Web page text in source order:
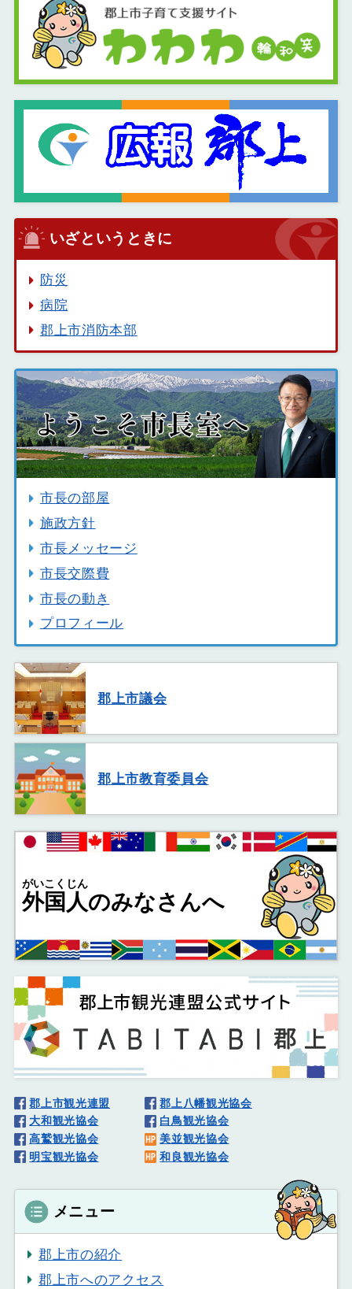
いざというときに
防災
病院
郡上市消防本部
市長の部屋
施政方針
市長メッセージ
市長交際費
市長の動き
プロフィール
郡上市議会
郡上市教育委員会
外国人
がいこくじん
のみなさんへ
郡上市観光連盟
郡上八幡観光協会
大和観光協会
白鳥観光協会
高鷲観光協会
美並観光協会
明宝観光協会
和良観光協会
メニュー
郡上市の紹介
郡上市へのアクセス